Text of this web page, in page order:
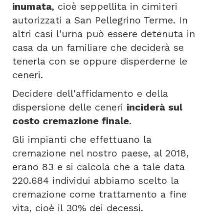
inumata, cioè seppellita in cimiteri
autorizzati a San Pellegrino Terme. In
altri casi l'urna può essere detenuta in
casa da un familiare che deciderà se
tenerla con se oppure disperderne le
ceneri.
Decidere dell'affidamento e della
dispersione delle ceneri inciderà sul
costo cremazione finale.
Gli impianti che effettuano la
cremazione nel nostro paese, al 2018,
erano 83 e si calcola che a tale data
220.684 individui abbiamo scelto la
cremazione come trattamento a fine
vita, cioè il 30% dei decessi.